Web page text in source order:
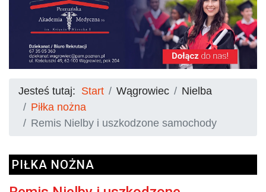
Jesteś tutaj: Start Wągrowiec
Nielba
Piłka nożna
Remis Nielby i uszkodzone samochody
PIŁKA NOŻNA